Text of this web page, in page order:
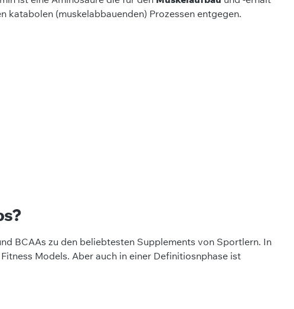
katabolen (muskelabbauenden) Prozessen entgegen.
BCAAs zu den beliebtesten Supplements von Sportlern. In
Models. Aber auch in einer Definitiosnphase ist